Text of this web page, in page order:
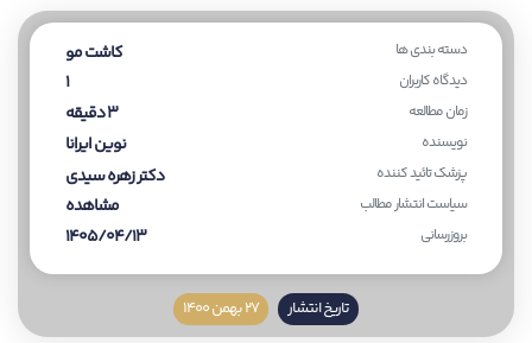
دسته بندی ها کاشت مو
دیدگاه کاربران 1
زمان مطالعه 3 دقیقه
نویسنده نوین ایرانا
پزشک تائید کننده دکتر زهره سیدی
سیاست انتشار مطالب مشاهده
بروزرسانی 1405/04/13
تاریخ انتشار 27 بهمن 1400